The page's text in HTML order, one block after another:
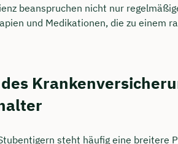
beanspruchen nicht nur
und Medikationen, die zu einem
steht häufig eine breitere